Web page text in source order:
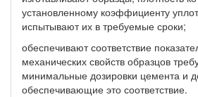
установленному коэффициенту
испытывают их в требуемые сроки;
обеспечивают соответствие
механических свойств образцов
минимальные дозировки цемента и
обеспечивающие это соответствие.